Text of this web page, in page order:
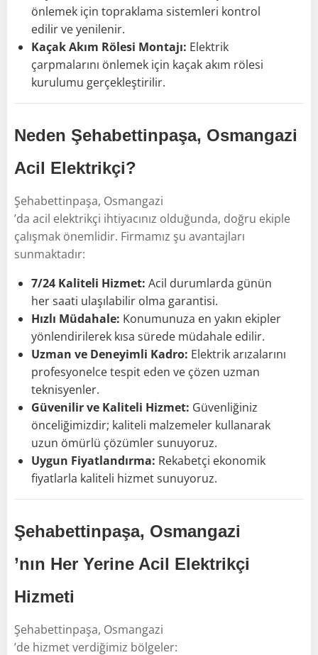
önlemek için topraklama sistemleri kontrol
edilir ve yenilenir.
Kaçak Akım Rölesi Montajı: Elektrik
çarpmalarını önlemek için kaçak akım rölesi
kurulumu gerçekleştirilir.
Neden Şehabettinpaşa, Osmangazi
Acil Elektrikçi?
Şehabettinpaşa, Osmangazi
’da acil elektrikçi ihtiyacınız olduğunda, doğru ekiple
çalışmak önemlidir. Firmamız şu avantajları
sunmaktadır:
7/24 Kaliteli Hizmet: Acil durumlarda günün
her saati ulaşılabilir olma garantisi.
Hızlı Müdahale: Konumunuza en yakın ekipler
yönlendirilerek kısa sürede müdahale edilir.
Uzman ve Deneyimli Kadro: Elektrik arızalarını
profesyonelce tespit eden ve çözen uzman
teknisyenler.
Güvenilir ve Kaliteli Hizmet: Güvenliğiniz
önceliğimizdir; kaliteli malzemeler kullanarak
uzun ömürlü çözümler sunuyoruz.
Uygun Fiyatlandırma: Rekabetçi ekonomik
fiyatlarla kaliteli hizmet sunuyoruz.
Şehabettinpaşa, Osmangazi
’nın Her Yerine Acil Elektrikçi
Hizmeti
Şehabettinpaşa, Osmangazi
’de hizmet verdiğimiz bölgeler: